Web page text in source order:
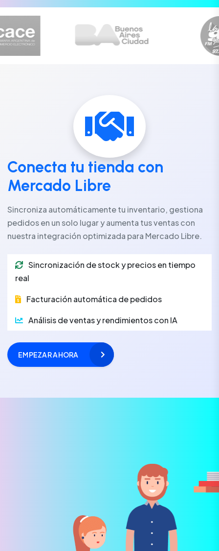
Conecta tu tienda con
Mercado Libre
Sincroniza automáticamente tu inventario, gestiona
pedidos en un solo lugar y aumenta tus ventas con
nuestra integración optimizada para Mercado Libre.
Sincronización de stock y precios en tiempo
real
Facturación automática de pedidos
Análisis de ventas y rendimientos con IA
EMPEZAR AHORA